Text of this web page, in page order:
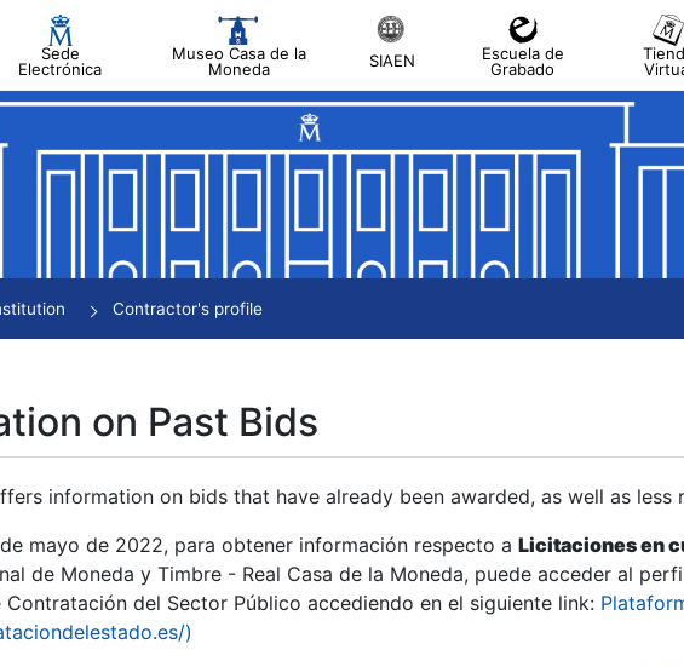
Sede
Electrónica
Museo Casa de la
Moneda
SIAEN
Escuela de
Grabado
Contractor's profile
on Past Bids
information on bids that have already been awarded, as well as less
mayo de 2022, para obtener información respecto a Licitaciones en
de Moneda y Timbre - Real Casa de la Moneda, puede acceder al
Contratación del Sector Público accediendo en el siguiente link:
)